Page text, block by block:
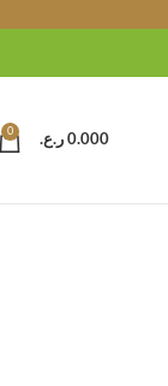
0
0.000 ر.ع.